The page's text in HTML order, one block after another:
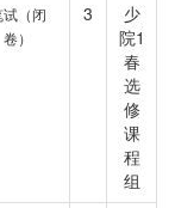
试（闭
卷）
3
少
院1
春
选
修
课
程
组